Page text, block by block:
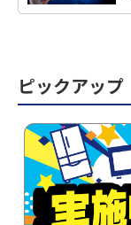
ピックアップ